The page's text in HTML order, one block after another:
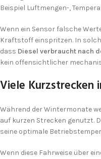
Beispiel Luftmengen-,
Wenn ein Sensor falsche
Kraftstoff einspritzen. In
dass Diesel verbraucht nach
kein offensichtlicher
Viele Kurzstrecken
Während der Wintermonate
auf kurzen Strecken genutzt.
seine optimale
Wenn diese Fahrweise über